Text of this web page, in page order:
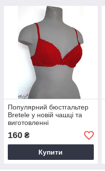
Популярний бюстгальтер
Bretele у новій чашці та
виготовленні
160 ₴
Купити